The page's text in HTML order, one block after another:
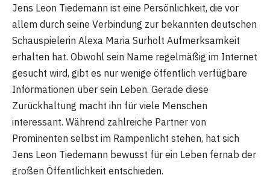
Jens Leon Tiedemann ist eine Persönlichkeit, die vor
allem durch seine Verbindung zur bekannten deutschen
Schauspielerin Alexa Maria Surholt Aufmerksamkeit
erhalten hat. Obwohl sein Name regelmäßig im Internet
gesucht wird, gibt es nur wenige öffentlich verfügbare
Informationen über sein Leben. Gerade diese
Zurückhaltung macht ihn für viele Menschen
interessant. Während zahlreiche Partner von
Prominenten selbst im Rampenlicht stehen, hat sich
Jens Leon Tiedemann bewusst für ein Leben fernab der
großen Öffentlichkeit entschieden.